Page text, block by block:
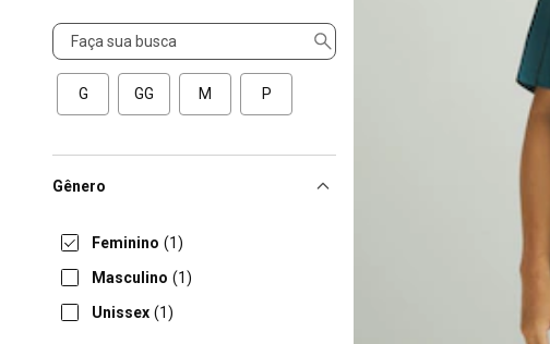
Tamanho
G GG M P
Gênero
Feminino (1)
Masculino (1)
Unissex (1)